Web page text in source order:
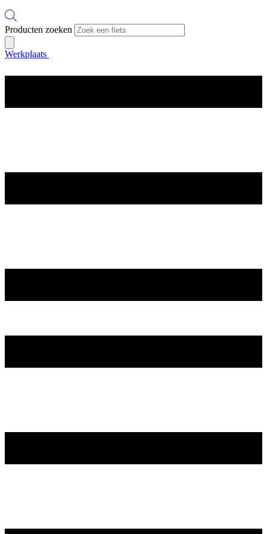
Producten zoeken
Werkplaats